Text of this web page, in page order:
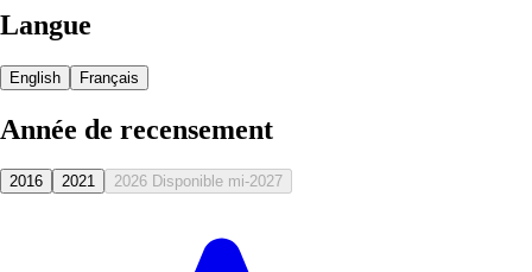
Langue
English Français
Année de recensement
2016 2021 2026 Disponible mi-2027